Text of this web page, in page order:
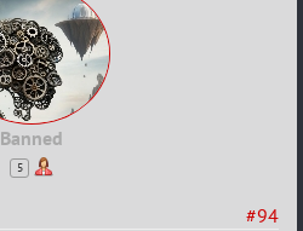
Banned
5
#94